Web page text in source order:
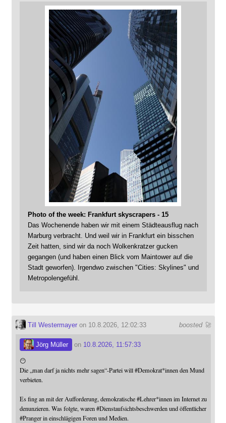
Photo of the week: Frankfurt skyscrapers - 15
Das Wochenende haben wir mit einem Städteausflug nach
Marburg verbracht. Und weil wir in Frankfurt ein bisschen
Zeit hatten, sind wir da noch Wolkenkratzer gucken
gegangen (und haben einen Blick vom Maintower auf die
Stadt geworfen). Irgendwo zwischen "Cities: Skylines" und
Metropolengefühl.
boosted 🚀
Till Westermayeron 10.8.2026, 12:02:33
Jörg Müller on 10.8.2026, 11:57:33
😶
Die „man darf ja nichts mehr sagen“-Partei will#Demokrat*innen den Mund
verbieten.
Es fing an mit der Aufforderung, demokratische#Lehrer*innen im Internet zu
denunzieren. Was folgte, waren#Dienstaufsichtsbeschwerdenund öffentlicher
#Prangerin einschlägigen Foren und Medien.